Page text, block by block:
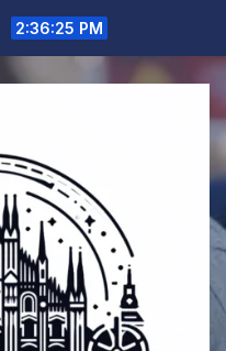
2:36:26 PM